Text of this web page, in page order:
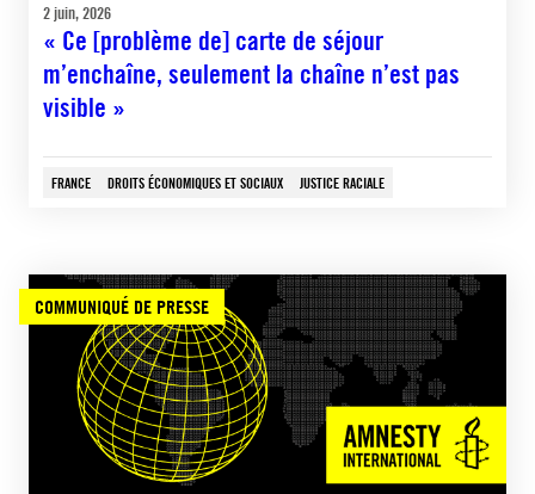
2 juin, 2026
« Ce [problème de] carte de séjour
m’enchaîne, seulement la chaîne n’est pas
visible »
FRANCE DROITS ÉCONOMIQUES ET SOCIAUX JUSTICE RACIALE
COMMUNIQUÉ DE PRESSE